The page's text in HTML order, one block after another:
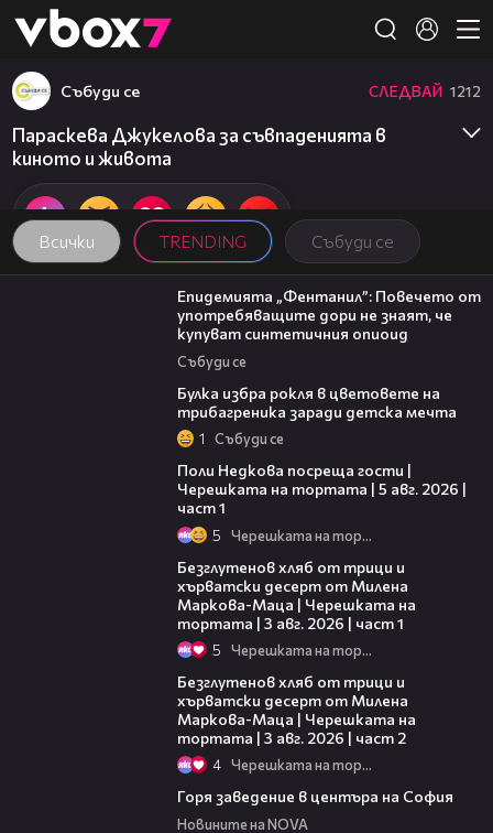
👾
Всички TRENDING Събуди се
Събуди се СЛЕДВАЙ 1212
Параскева Джукелова за съвпаденията в
киното и живота
13:48
Епидемията „Фентанил”: Повечето от
употребяващите дори не знаят, че
купуват синтетичния опиоид
Събуди се
Булка избра рокля в цветовете на
трибагреника заради детска мечта
1 Събуди се
Поли Недкова посреща гости |
Черешката на тортата | 5 авг. 2026 |
част 1
5 Черешката на тортата
Безглутенов хляб от трици и
хърватски десерт от Милена
Маркова-Маца | Черешката на
тортата | 3 авг. 2026 | част 1
5 Черешката на тортата
Безглутенов хляб от трици и
хърватски десерт от Милена
Маркова-Маца | Черешката на
тортата | 3 авг. 2026 | част 2
4 Черешката на тортата
Горя заведение в центъра на София
Новините на NOVA